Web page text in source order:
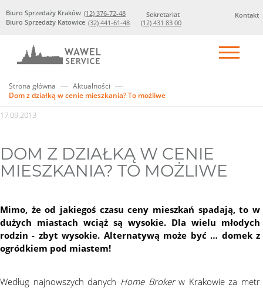
Kontakt
Biuro Sprzedaży Kraków (12) 376-72-48
Biuro Sprzedaży Katowice (32) 441-61-48
Sekretariat
(12) 431 83 00
Strona główna
Aktualności
Dom z działką w cenie mieszkania? To możliwe
17.09.2013
DOM Z DZIAŁKĄ W CENIE
MIESZKANIA? TO MOŻLIWE
Mimo, że od jakiegoś czasu ceny mieszkań spadają, to w
dużych miastach wciąż są wysokie. Dla wielu młodych
rodzin - zbyt wysokie. Alternatywą może być … domek z
ogródkiem pod miastem!
Według najnowszych danych Home Brokerw Krakowie za metr